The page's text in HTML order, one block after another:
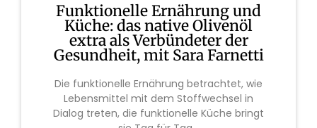
Funktionelle Ernährung und
Küche: das native Olivenöl
extra als Verbündeter der
Gesundheit, mit Sara Farnetti
Die funktionelle Ernährung betrachtet, wie
Lebensmittel mit dem Stoffwechsel in
Dialog treten, die funktionelle Küche bringt